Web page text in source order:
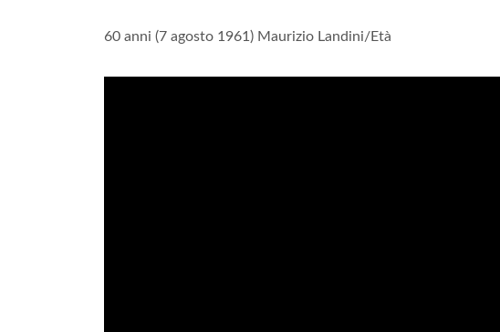
60 anni (7 agosto 1961) Maurizio Landini/Età